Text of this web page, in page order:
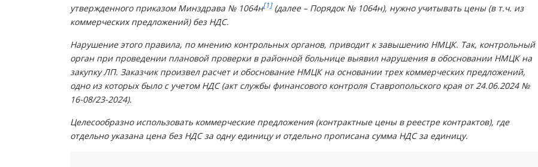
утвержденного приказом Минздрава № 1064н[1](далее – Порядок № 1064н), нужно учитывать цены (в т.ч. из
коммерческих предложений) без НДС.
Нарушение этого правила, по мнению контрольных органов, приводит к завышению НМЦК. Так, контрольный
орган при проведении плановой проверки в районной больнице выявил нарушения в обосновании НМЦК на
закупку ЛП. Заказчик произвел расчет и обоснование НМЦК на основании трех коммерческих предложений,
одно из которых было с учетом НДС (акт службы финансового контроля Ставропольского края от 24.06.2024 №
16-08/23-2024).
Целесообразно использовать коммерческие предложения (контрактные цены в реестре контрактов), где
отдельно указана цена без НДС за одну единицу и отдельно прописана сумма НДС за единицу.